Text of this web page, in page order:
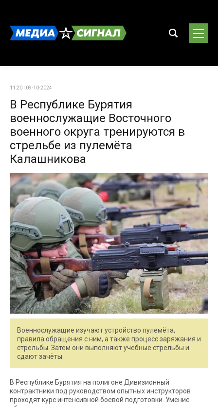
11:20 | 09-10-2024
В Республике Бурятия
военнослужащие Восточного
военного округа тренируются в
стрельбе из пулемёта
Калашникова
Военнослужащие изучают устройство пулемёта,
правила обращения с ним, а также процесс заряжания и
стрельбы. Затем они выполняют учебные стрельбы и
сдают зачёты.
В Республике Бурятия на полигоне Дивизионный
контрактники под руководством опытных инструкторов
проходят курс интенсивной боевой подготовки. Умение